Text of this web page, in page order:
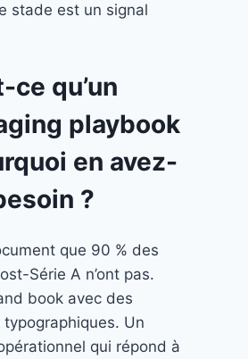
stade est un signal
ce qu’un
playbook
en avez-
?
que 90 % des
Série A n’ont pas.
book avec des
Un
qui répond à